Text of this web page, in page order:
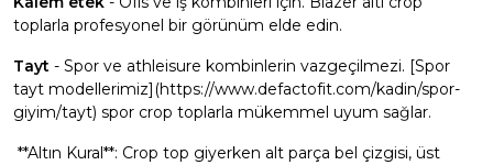
toplarla profesyonel bir görünüm elde edin.
Tayt - Spor ve athleisure kombinlerin vazgeçilmezi. [Spor
tayt modellerimiz](https://www.defactofit.com/kadin/spor-
giyim/tayt) spor crop toplarla mükemmel uyum sağlar.
**Altın Kural**: Crop top giyerken alt parça bel çizgisi, üst